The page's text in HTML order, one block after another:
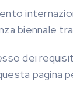
biennale
dei
pagina